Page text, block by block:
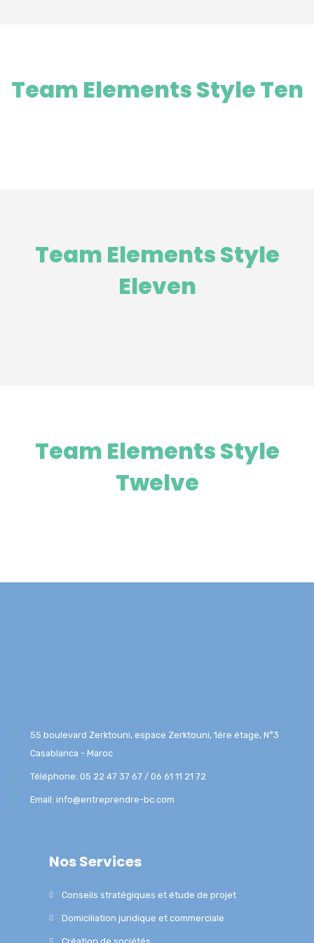
Team Elements Style Ten
Team Elements Style
Eleven
Team Elements Style
Twelve
55 boulevard Zerktouni, espace Zerktouni, 1ére étage, N°3
Casablanca - Maroc
Téléphone: 05 22 47 37 67 / 06 61 11 21 72
Email: info@entreprendre-bc.com
Nos Services
Conseils stratégiques et étude de projet
Domiciliation juridique et commerciale